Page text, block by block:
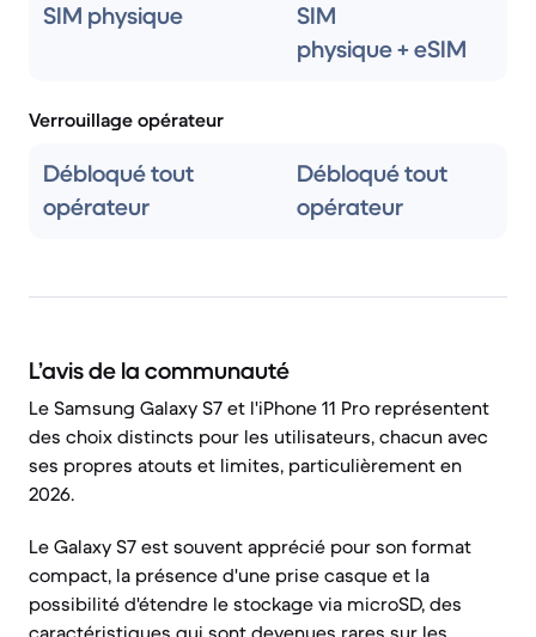
SIM physique
SIM
physique + eSIM
Verrouillage opérateur
Débloqué tout
opérateur
Débloqué tout
opérateur
L’avis de la communauté
Le Samsung Galaxy S7 et l'iPhone 11 Pro représentent
des choix distincts pour les utilisateurs, chacun avec
ses propres atouts et limites, particulièrement en
2026.
Le Galaxy S7 est souvent apprécié pour son format
compact, la présence d'une prise casque et la
possibilité d'étendre le stockage via microSD, des
caractéristiques qui sont devenues rares sur les